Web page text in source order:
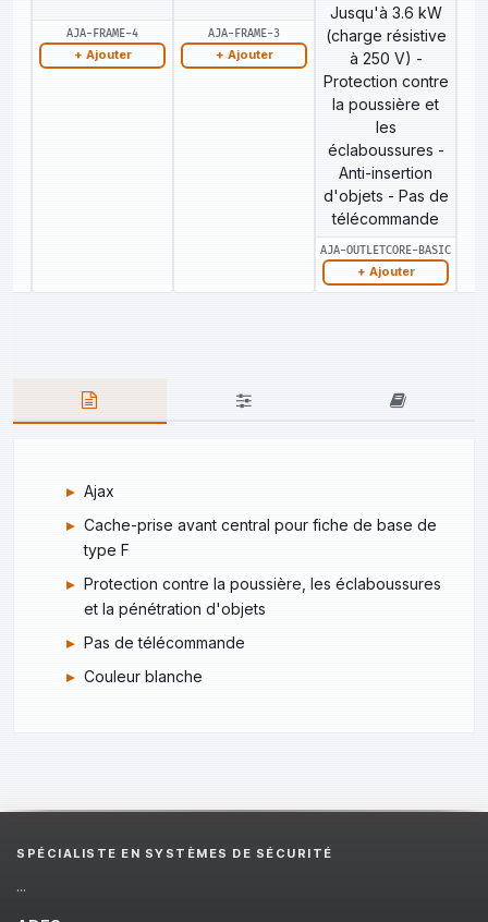
AJA-FRAME-4
+ Ajouter
AJA-FRAME-3
+ Ajouter
AJA-OUTLETCORE-BASIC
+ Ajouter
Ajax
Cache-prise avant central pour fiche de base de
type F
Protection contre la poussière, les éclaboussures
et la pénétration d'objets
Pas de télécommande
Couleur blanche
SPÉCIALISTE EN SYSTÈMES DE SÉCURITÉ
...